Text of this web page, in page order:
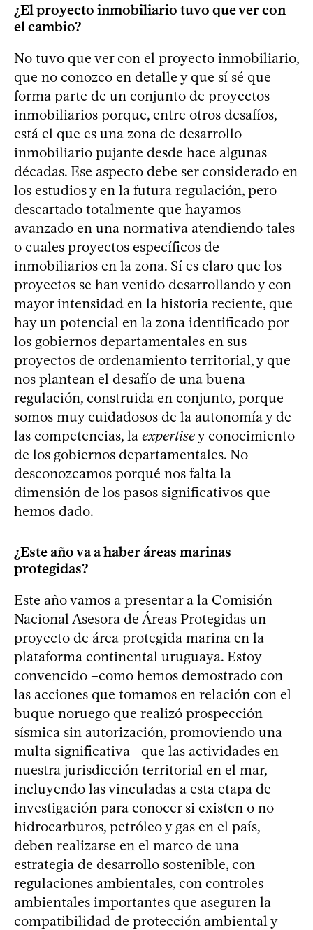
¿El proyecto inmobiliario tuvo que ver con
el cambio?
No tuvo que ver con el proyecto inmobiliario,
que no conozco en detalle y que sí sé que
forma parte de un conjunto de proyectos
inmobiliarios porque, entre otros desafíos,
está el que es una zona de desarrollo
inmobiliario pujante desde hace algunas
décadas. Ese aspecto debe ser considerado en
los estudios y en la futura regulación, pero
descartado totalmente que hayamos
avanzado en una normativa atendiendo tales
o cuales proyectos específicos de
inmobiliarios en la zona. Sí es claro que los
proyectos se han venido desarrollando y con
mayor intensidad en la historia reciente, que
hay un potencial en la zona identificado por
los gobiernos departamentales en sus
proyectos de ordenamiento territorial, y que
nos plantean el desafío de una buena
regulación, construida en conjunto, porque
somos muy cuidadosos de la autonomía y de
las competencias, la expertisey conocimiento
de los gobiernos departamentales. No
desconozcamos porqué nos falta la
dimensión de los pasos significativos que
hemos dado.
¿Este año va a haber áreas marinas
protegidas?
Este año vamos a presentar a la Comisión
Nacional Asesora de Áreas Protegidas un
proyecto de área protegida marina en la
plataforma continental uruguaya. Estoy
convencido –como hemos demostrado con
las acciones que tomamos en relación con el
buque noruego que realizó prospección
sísmica sin autorización, promoviendo una
multa significativa– que las actividades en
nuestra jurisdicción territorial en el mar,
incluyendo las vinculadas a esta etapa de
investigación para conocer si existen o no
hidrocarburos, petróleo y gas en el país,
deben realizarse en el marco de una
estrategia de desarrollo sostenible, con
regulaciones ambientales, con controles
ambientales importantes que aseguren la
compatibilidad de protección ambiental y